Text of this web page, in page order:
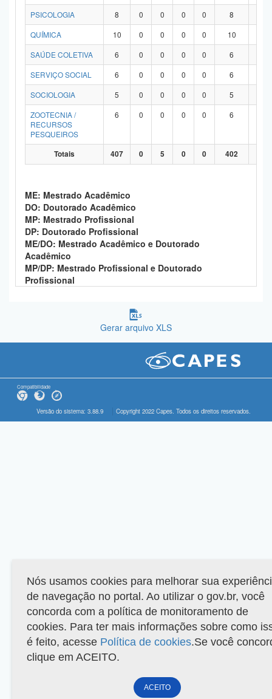
PSICOLOGIA 8 0 0 0 0 8
QUÍMICA
10 0 0 0 0 10
SAÚDE COLETIVA
6 0 0 0 0 6
SERVIÇO SOCIAL
6 0 0 0 0 6
SOCIOLOGIA
5 0 0 0 0 5
ZOOTECNIA /
RECURSOS
PESQUEIROS
6 0 0 0 0 6
Totais 407 0 5 0 0 402
ME: Mestrado Acadêmico
DO: Doutorado Acadêmico
MP: Mestrado Profissional
DP: Doutorado Profissional
ME/DO: Mestrado Acadêmico e Doutorado
Acadêmico
MP/DP: Mestrado Profissional e Doutorado
Profissional
Gerar arquivo XLS
Compatibilidade
Versão do sistema: 3.88.9 Copyright 2022 Capes. Todos os direitos reservados.
Nós usamos cookies para melhorar sua
de navegação no portal. Ao utilizar o gov.br, você
concorda com a política de monitoramento de
cookies. Para ter mais informações sobre como
é feito, acesse Política de cookies.Se você
clique em ACEITO.
ACEITO